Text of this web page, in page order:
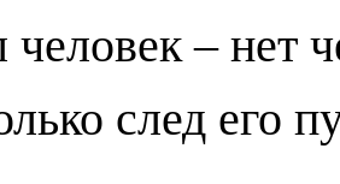
– нет
след его